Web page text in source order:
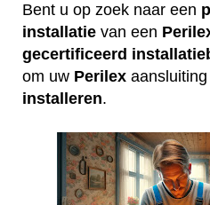
Bent u op zoek naar een
installatie van een
gecertificeerd
om uw Perilex
installeren.